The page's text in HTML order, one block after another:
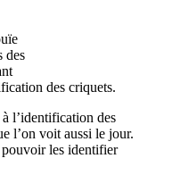
des
des criquets.
l’identification des
l’on voit aussi le jour.
les identifier